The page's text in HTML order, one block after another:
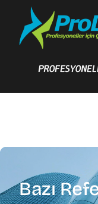
content
Bazı